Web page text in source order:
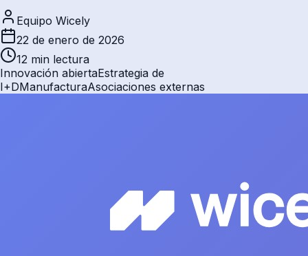
Equipo Wicely
22 de enero de 2026
12 min lectura
Innovación abiertaEstrategia de
I+DManufacturaAsociaciones externas